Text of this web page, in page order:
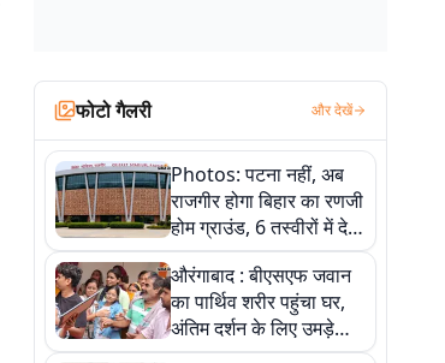
फोटो गैलरी और देखें
Photos: पटना नहीं, अब
राजगीर होगा बिहार का रणजी
होम ग्राउंड, 6 तस्वीरों में देखें
नए स्टेडियम की पूरी कहानी
औरंगाबाद : बीएसएफ जवान
का पार्थिव शरीर पहुंचा घर,
अंतिम दर्शन के लिए उमड़े
लोग